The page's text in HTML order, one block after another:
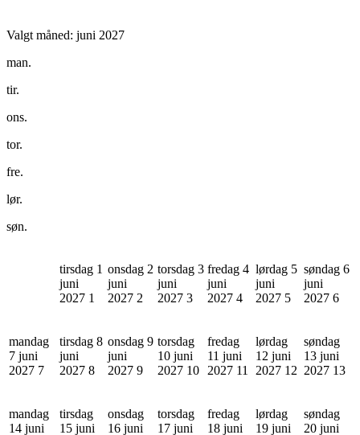
Valgt måned: juni 2027
man.
tir.
ons.
tor.
fre.
lør.
søn.
tirsdag 1
juni
2027 1
onsdag 2
juni
2027 2
torsdag 3
juni
2027 3
fredag 4
juni
2027 4
lørdag 5
juni
2027 5
søndag 6
juni
2027 6
mandag
7 juni
2027 7
tirsdag 8
juni
2027 8
onsdag 9
juni
2027 9
torsdag
10 juni
2027 10
fredag
11 juni
2027 11
lørdag
12 juni
2027 12
søndag
13 juni
2027 13
mandag
14 juni
tirsdag
15 juni
onsdag
16 juni
torsdag
17 juni
fredag
18 juni
lørdag
19 juni
søndag
20 juni